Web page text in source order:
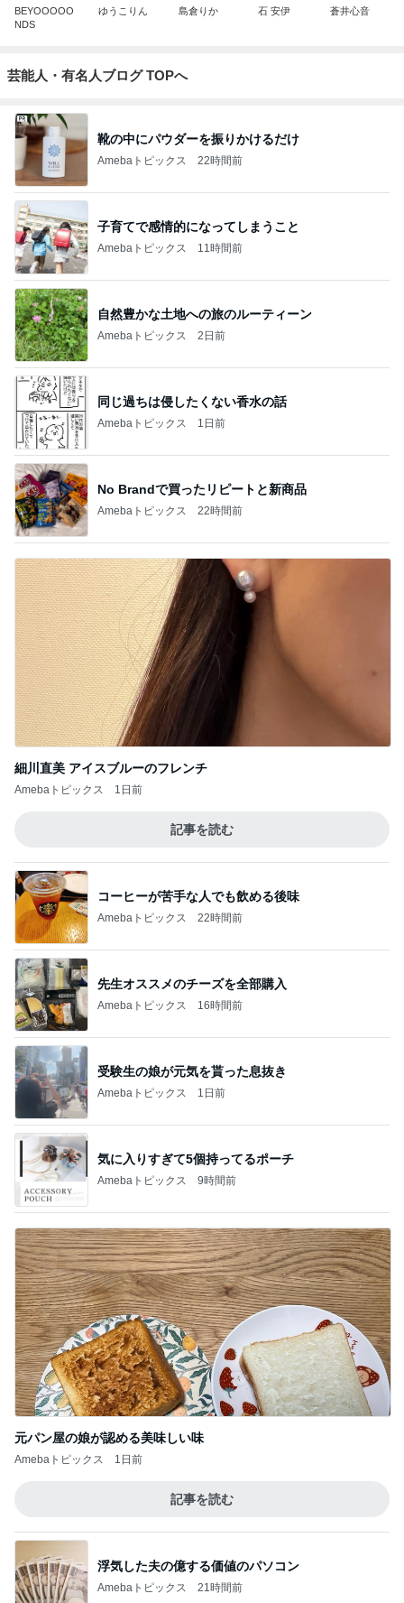
BEYOOOOO
NDS
ゆうこりん 島倉りか 石 安伊 蒼井心音
芸能人・有名人ブログ TOPへ
靴の中にパウダーを振りかけるだけ
Amebaトピックス 22時間前
子育てで感情的になってしまうこと
Amebaトピックス 11時間前
自然豊かな土地への旅のルーティーン
Amebaトピックス 2日前
同じ過ちは侵したくない香水の話
Amebaトピックス 1日前
No Brandで買ったリピートと新商品
Amebaトピックス 22時間前
細川直美 アイスブルーのフレンチ
Amebaトピックス 1日前
記事を読む
コーヒーが苦手な人でも飲める後味
Amebaトピックス 22時間前
先生オススメのチーズを全部購入
Amebaトピックス 16時間前
受験生の娘が元気を貰った息抜き
Amebaトピックス 1日前
気に入りすぎて5個持ってるポーチ
Amebaトピックス 9時間前
元パン屋の娘が認める美味しい味
Amebaトピックス 1日前
記事を読む
浮気した夫の億する価値のパソコン
Amebaトピックス 21時間前